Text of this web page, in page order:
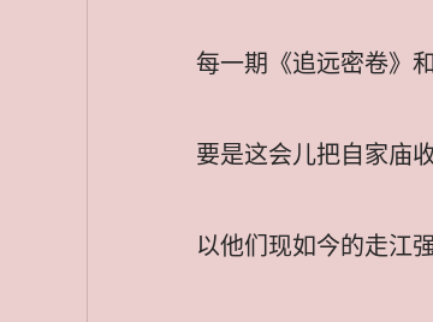
每一期《追远密卷》
要是这会儿把自家庙
以他们现如今的走江